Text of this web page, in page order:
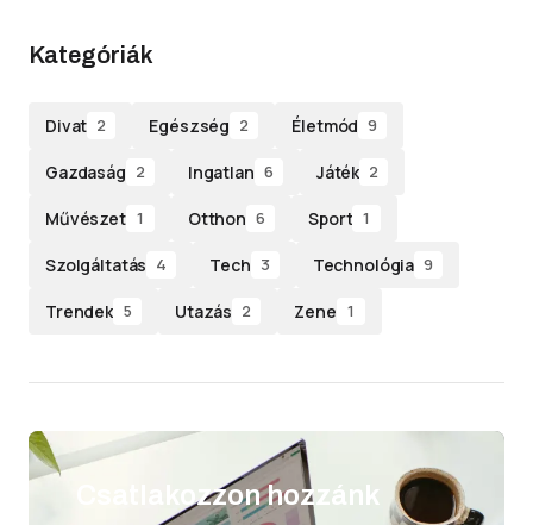
Kategóriák
Divat 2 Egészség 2 Életmód 9
Gazdaság 2 Ingatlan 6 Játék 2
Művészet 1 Otthon 6 Sport 1
Szolgáltatás 4 Tech 3 Technológia 9
Trendek 5 Utazás 2 Zene 1
Csatlakozzon hozzánk